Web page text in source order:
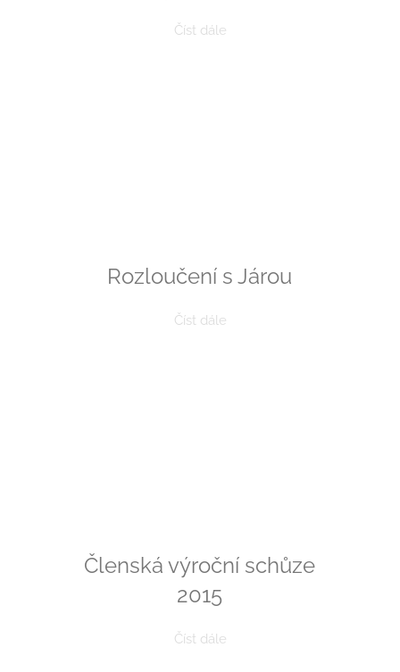
Číst dále
Rozloučení s Járou
Číst dále
Členská výroční schůze
2015
Číst dále